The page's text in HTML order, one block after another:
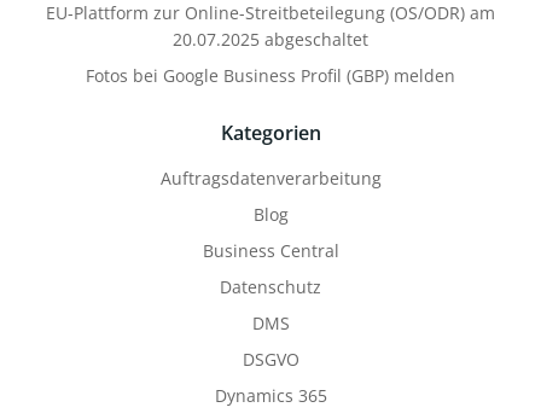
EU-Plattform zur Online-Streitbeteilegung (OS/ODR) am
20.07.2025 abgeschaltet
Fotos bei Google Business Profil (GBP) melden
Kategorien
Auftragsdatenverarbeitung
Blog
Business Central
Datenschutz
DMS
DSGVO
Dynamics 365